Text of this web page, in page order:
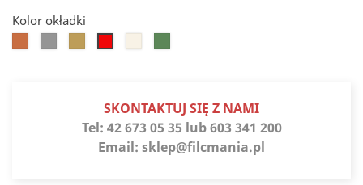
Kolor okładki
SKONTAKTUJ SIĘ Z NAMI
Tel: 42 673 05 35 lub 603 341 200
Email: sklep@filcmania.pl